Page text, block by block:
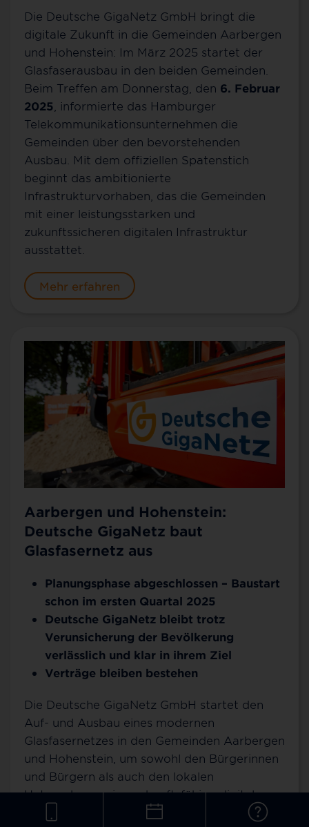
Die Deutsche GigaNetz GmbH bringt die
digitale Zukunft in die Gemeinden Aarbergen
und Hohenstein: Im März 2025 startet der
Glasfaserausbau in den beiden Gemeinden.
Beim Treffen am Donnerstag, den 6. Februar
2025 , informierte das Hamburger
Telekommunikationsunternehmen die
Gemeinden über den bevorstehenden
Ausbau. Mit dem offiziellen Spatenstich
beginnt das ambitionierte
Infrastrukturvorhaben, das die Gemeinden
mit einer leistungsstarken und
zukunftssicheren digitalen Infrastruktur
ausstattet.
Mehr erfahren
Aarbergen und Hohenstein:
Deutsche GigaNetz baut
Glasfasernetz aus
Planungsphase abgeschlossen – Baustart
schon im ersten Quartal 2025
Deutsche GigaNetz bleibt trotz
Verunsicherung der Bevölkerung
verlässlich und klar in ihrem Ziel
Verträge bleiben bestehen
Die Deutsche GigaNetz GmbH startet den
Auf- und Ausbau eines modernen
Glasfasernetzes in den Gemeinden Aarbergen
und Hohenstein, um sowohl den Bürgerinnen
und Bürgern als auch den lokalen
Unternehmen eine zukunftsfähige digitale
Infrastruktur zur Verfügung zu stellen.